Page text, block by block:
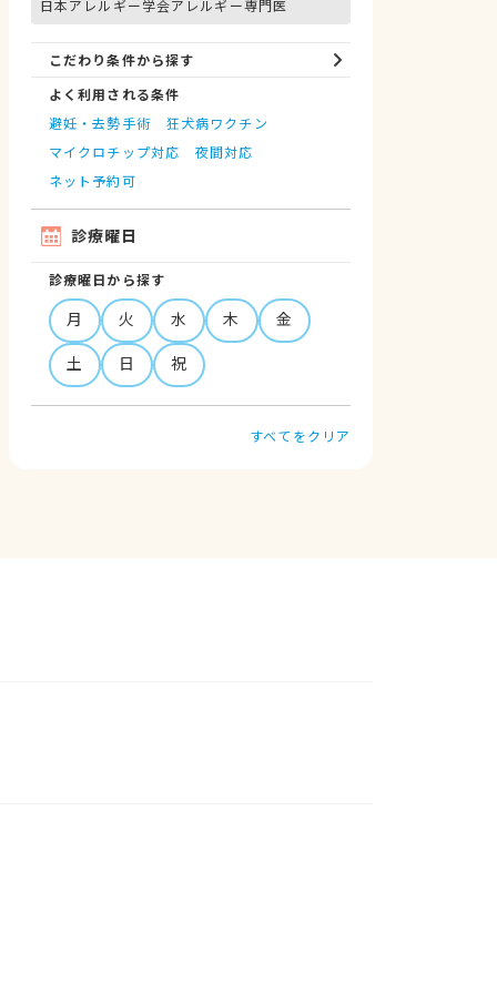
日本アレルギー学会アレルギー専門医
こだわり条件から探す
よく利用される条件
避妊・去勢手術
狂犬病ワクチン
マイクロチップ対応
夜間対応
ネット予約可
診療曜日
診療曜日から探す
月 火 水 木
金
土
日 祝
すべてをクリア